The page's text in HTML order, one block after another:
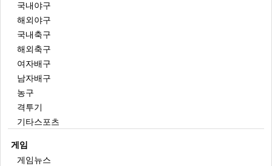
국내야구
해외야구
국내축구
해외축구
여자배구
남자배구
농구
격투기
기타스포츠
게임
게임뉴스